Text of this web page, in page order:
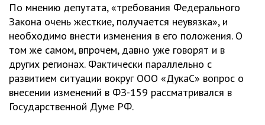
По мнению депутата, «требования Федерального
Закона очень жесткие, получается неувязка», и
необходимо внести изменения в его положения. О
том же самом, впрочем, давно уже говорят и в
других регионах. Фактически параллельно с
развитием ситуации вокруг ООО «ДукаС» вопрос о
внесении изменений в ФЗ-159 рассматривался в
Государственной Думе РФ.